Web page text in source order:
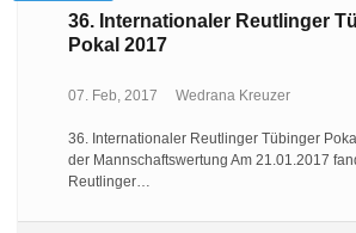
36. Internationaler Reutlinger
Pokal 2017
07. Feb, 2017 Wedrana Kreuzer
36. Internationaler Reutlinger Tübinger
der Mannschaftswertung Am 21.01.2017
Reutlinger…